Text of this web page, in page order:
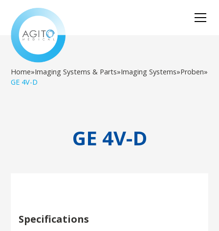
Home»Imaging Systems & Parts»Imaging Systems»Proben»
GE 4V-D
GE 4V-D
Specifications